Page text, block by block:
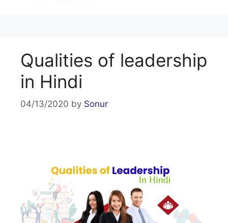
Qualities of leadership
in Hindi
04/13/2020 by Sonur